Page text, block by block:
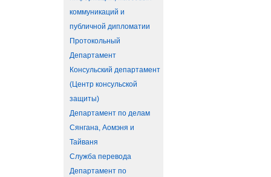
коммуникаций и
публичной дипломатии
Протокольный
Департамент
Консульский департамент
(Центр консульской
защиты)
Департамент по делам
Сянгана, Аомэня и
Тайваня
Служба перевода
Департамент по